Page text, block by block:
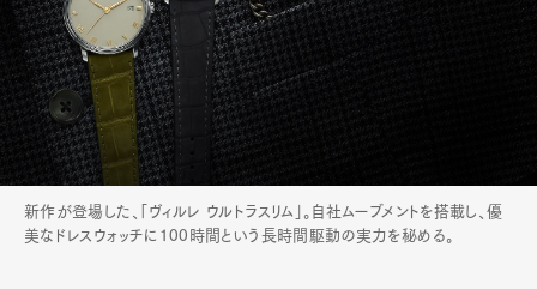
新作が登場した、「ヴィルレ ウルトラスリム」。自社ムーブメントを搭載し、優
美なドレスウォッチに100時間という長時間駆動の実力を秘める。